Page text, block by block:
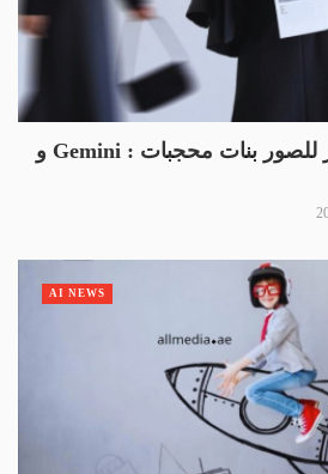
أقوى 30 برومبت جاهز للصور بنات محجبات : Gemini و
AI NEWS